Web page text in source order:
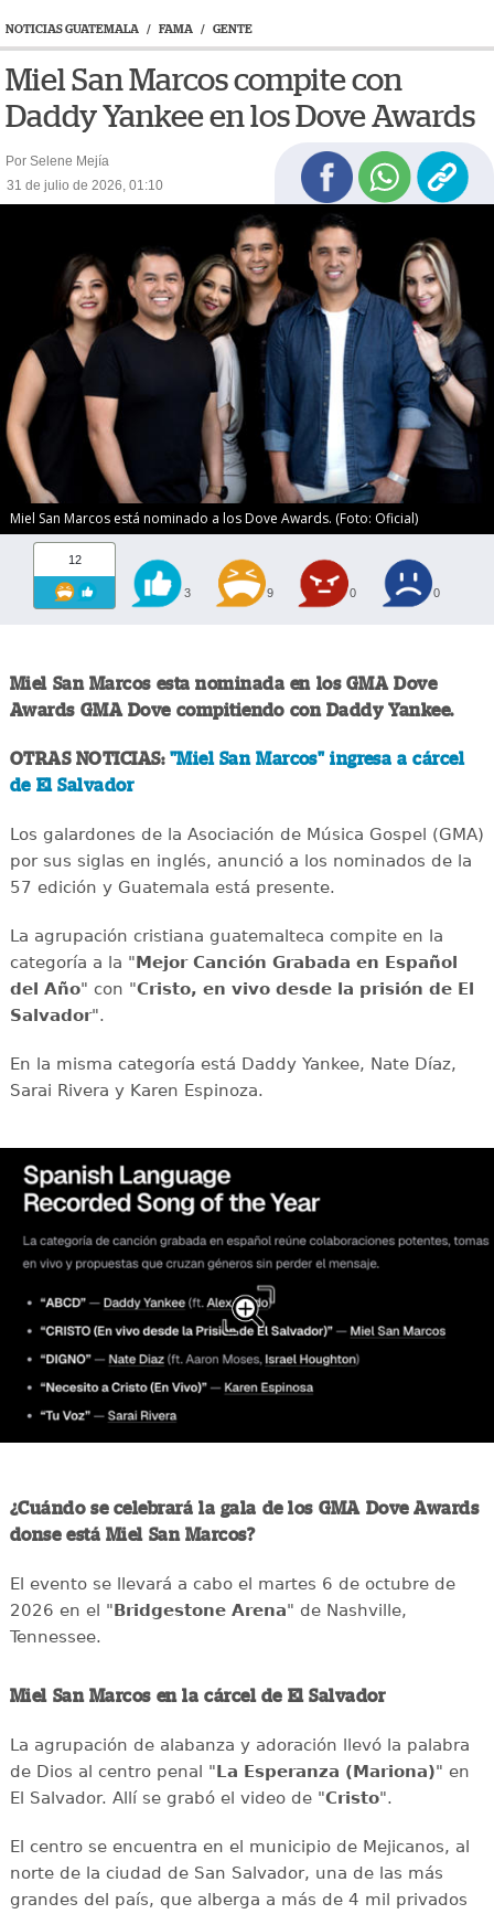
NOTICIAS GUATEMALA / FAMA / GENTE
Miel San Marcos compite con
Daddy Yankee en los Dove Awards
Por Selene Mejía
31 de julio de 2026, 01:10
Miel San Marcos está nominado a los Dove Awards. (Foto: Oficial)
12
3 9 0 0
Miel San Marcos esta nominada en los GMA Dove
Awards GMA Dove compitiendo con Daddy Yankee.
OTRAS NOTICIAS: "Miel San Marcos" ingresa a cárcel
de El Salvador
Los galardones de la Asociación de Música Gospel (GMA)
por sus siglas en inglés, anunció a los nominados de la
57 edición y Guatemala está presente.
La agrupación cristiana guatemalteca compite en la
categoría a la " Mejor Canción Grabada en Español
del Año" con "Cristo, en vivo desde la prisión de El
Salvador".
En la misma categoría está Daddy Yankee, Nate Díaz,
Sarai Rivera y Karen Espinoza.
¿Cuándo se celebrará la gala de los GMA Dove Awards
donse está Miel San Marcos?
El evento se llevará a cabo el martes 6 de octubre de
2026 en el "Bridgestone Arena" de Nashville,
Tennessee.
Miel San Marcos en la cárcel de El Salvador
La agrupación de alabanza y adoración llevó la palabra
de Dios al centro penal "La Esperanza (Mariona)" en
El Salvador. Allí se grabó el video de "Cristo".
El centro se encuentra en el municipio de Mejicanos, al
norte de la ciudad de San Salvador, una de las más
grandes del país, que alberga a más de 4 mil privados